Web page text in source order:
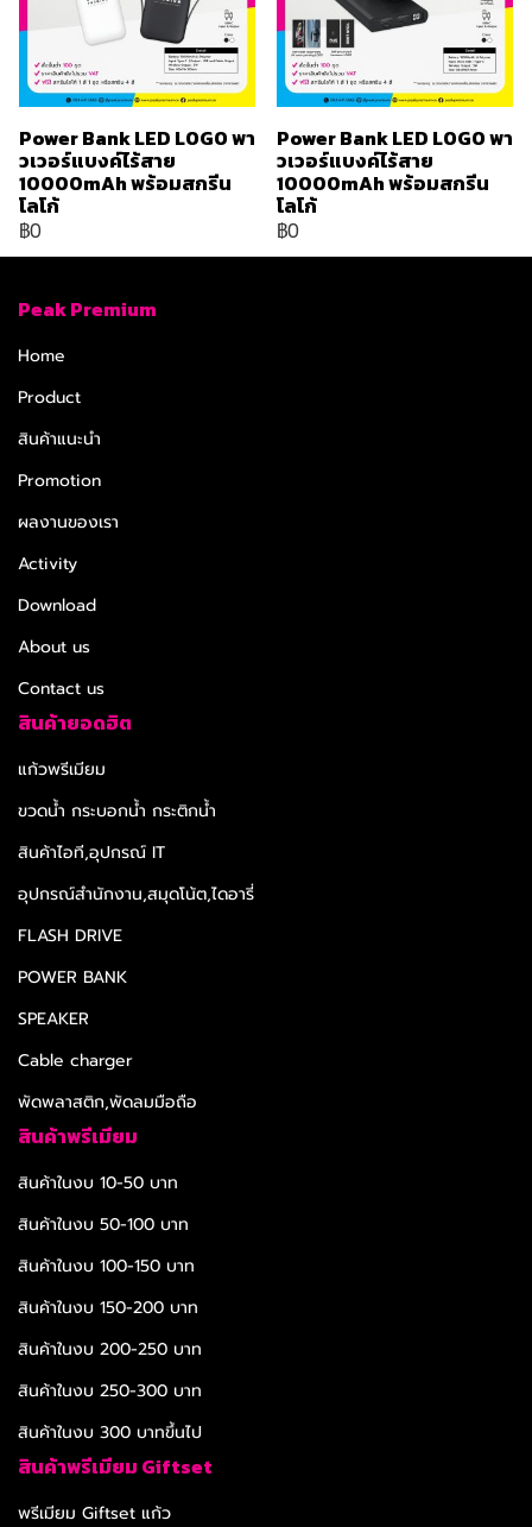
Power Bank LED LOGO พา
วเวอร์แบงค์ไร้สาย
10000mAh พร้อมสกรีน
โลโก้
฿0
Power Bank LED LOGO พา
วเวอร์แบงค์ไร้สาย
10000mAh พร้อมสกรีน
โลโก้
฿0
Peak Premium
Home
Product
สินค้าแนะนำ
Promotion
ผลงานของเรา
Activity
Download
About us
Contact us
สินค้ายอดฮิต
แก้วพรีเมียม
ขวดน้ำ กระบอกน้ำ กระติกน้ำ
สินค้าไอที,อุปกรณ์ IT
อุปกรณ์สำนักงาน,สมุดโน้ต,ไดอารี่
FLASH DRIVE
POWER BANK
SPEAKER
Cable charger
พัดพลาสติก,พัดลมมือถือ
สินค้าพรีเมียม
สินค้าในงบ 10-50 บาท
สินค้าในงบ 50-100 บาท
สินค้าในงบ 100-150 บาท
สินค้าในงบ 150-200 บาท
สินค้าในงบ 200-250 บาท
สินค้าในงบ 250-300 บาท
สินค้าในงบ 300 บาทขึ้นไป
สินค้าพรีเมียม Giftset
พรีเมียม Giftset แก้ว